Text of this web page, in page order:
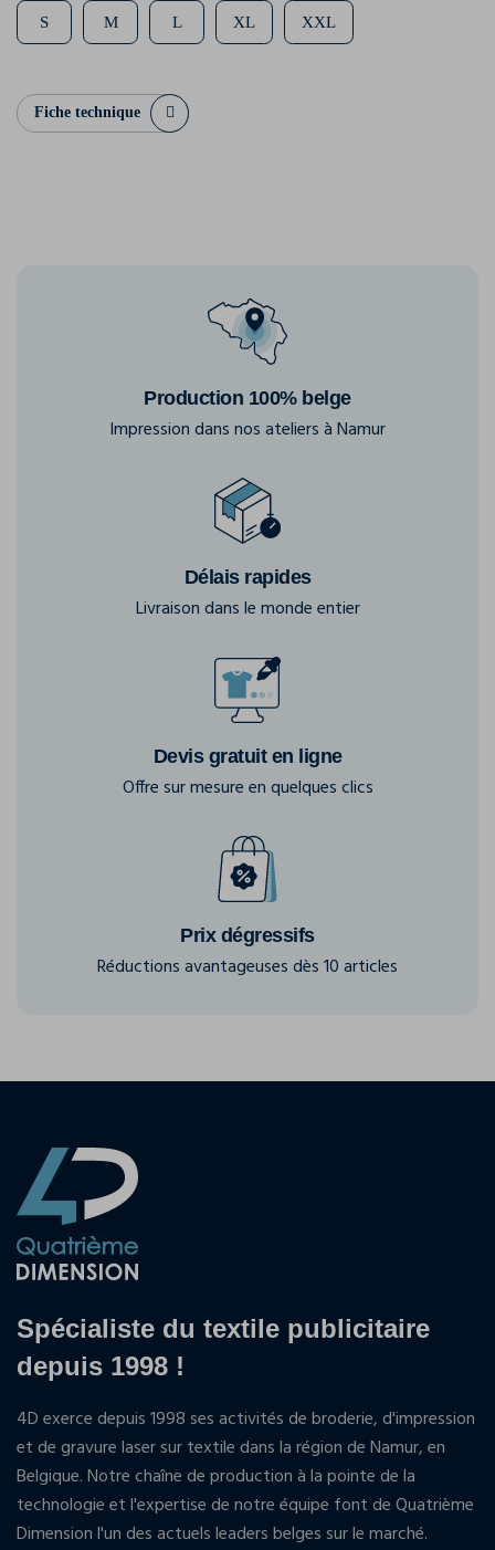
S M L XL XXL
Fiche technique
Production 100% belge
Impression dans nos ateliers à Namur
Délais rapides
Livraison dans le monde entier
Devis gratuit en ligne
Offre sur mesure en quelques clics
Prix dégressifs
Réductions avantageuses dès 10 articles
Spécialiste du textile publicitaire
depuis 1998 !
4D exerce depuis 1998 ses activités de broderie, d'impression
et de gravure laser sur textile dans la région de Namur, en
Belgique. Notre chaîne de production à la pointe de la
technologie et l'expertise de notre équipe font de Quatrième
Dimension l'un des actuels leaders belges sur le marché.